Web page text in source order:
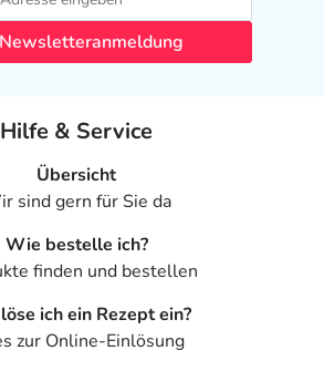
Hilfe & Service
Übersicht
sind gern für Sie da
Wie bestelle ich?
finden und bestellen
ich ein Rezept ein?
zur Online-Einlösung